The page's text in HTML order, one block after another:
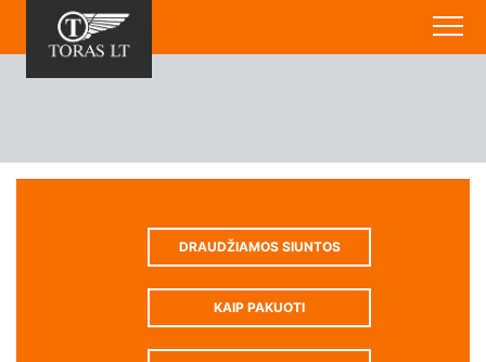
DRAUDŽIAMOS SIUNTOS
KAIP PAKUOTI